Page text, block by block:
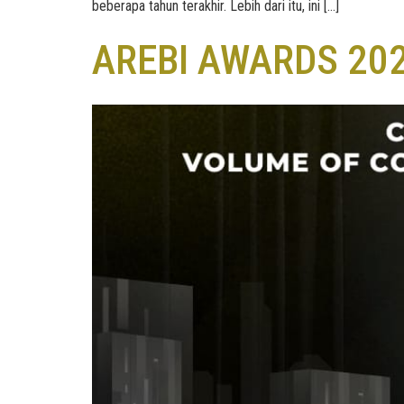
beberapa tahun terakhir. Lebih dari itu, ini […]
AREBI AWARDS